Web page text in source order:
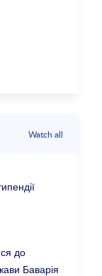
Watch all
до
Баварія